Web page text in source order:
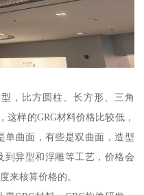
，比方圆柱、长方形、三角
样的GRG材料价格比较低，
单曲面，有些是双曲面，造型
到异型和浮雕等工艺，价格会
来核算价格的。